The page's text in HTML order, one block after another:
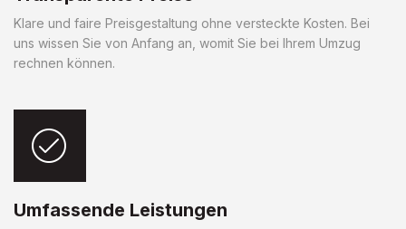
Klare und faire Preisgestaltung ohne versteckte Kosten. Bei
uns wissen Sie von Anfang an, womit Sie bei Ihrem Umzug
rechnen können.
Umfassende Leistungen